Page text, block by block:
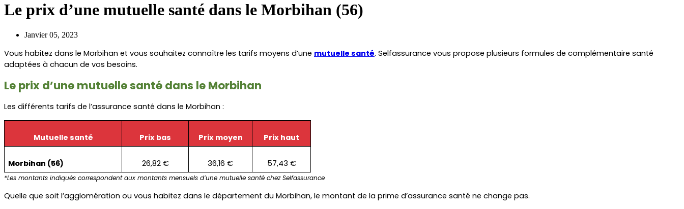
Le prix d’une mutuelle santé dans le Morbihan (56)
Janvier 05, 2023
Vous habitez dans le Morbihan et vous souhaitez connaître les tarifs moyens d’une mutuelle santé. Selfassurance vous propose plusieurs formules de complémentaire santé
adaptées à chacun de vos besoins.
Le prix d’une mutuelle santé dans le Morbihan
Les différents tarifs de l’assurance santé dans le Morbihan :
Mutuelle santé Prix bas Prix moyen Prix haut
Morbihan (56) 26,82 € 36,16 € 57,43 €
*Les montants indiqués correspondent aux montants mensuels d’une mutuelle santé chez Selfassurance
Quelle que soit l’agglomération ou vous habitez dans le département du Morbihan, le montant de la prime d’assurance santé ne change pas.